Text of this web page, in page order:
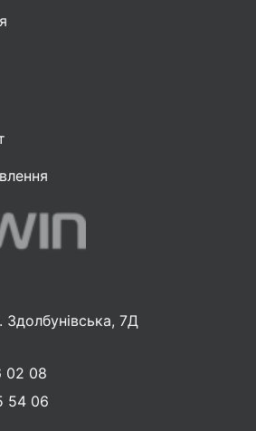
Здолбунівська, 7Д
02 08
54 06